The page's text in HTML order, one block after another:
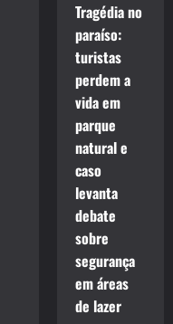
Tragédia no
paraíso:
turistas
perdem a
vida em
parque
natural e
caso
levanta
debate
sobre
segurança
em áreas
de lazer